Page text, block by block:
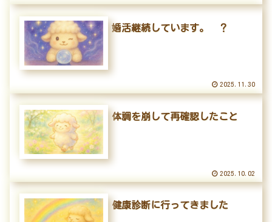
婚活継続しています。 ？
2025.11.30
体調を崩して再確認したこと
2025.10.02
健康診断に行ってきました